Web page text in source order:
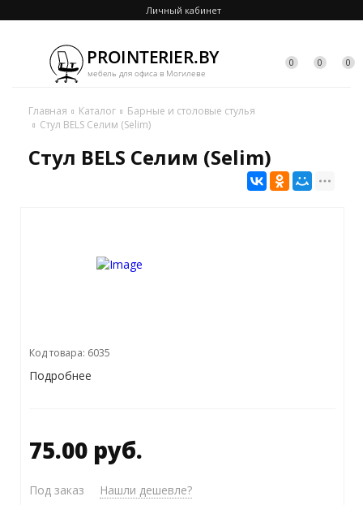
Личный кабинет
0 0 0
Главная Каталог
Барные и столовые стулья
Стул BELS Селим (Selim)
Стул BELS Селим (Selim)
Код товара: 6035
Подробнее
75.00 руб.
Под заказ Нашли дешевле?